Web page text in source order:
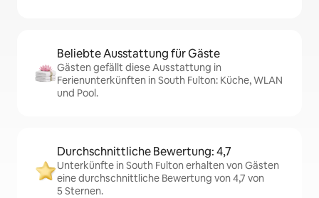
Beliebte Ausstattung für Gäste
Gästen gefällt diese Ausstattung in
Ferienunterkünften in South Fulton: Küche, WLAN
und Pool.
Durchschnittliche Bewertung: 4,7
Unterkünfte in South Fulton erhalten von Gästen
eine durchschnittliche Bewertung von 4,7 von
5 Sternen.